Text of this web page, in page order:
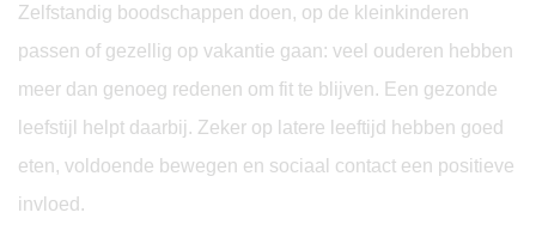
Zelfstandig boodschappen doen, op de kleinkinderen
passen of gezellig op vakantie gaan: veel ouderen hebben
meer dan genoeg redenen om fit te blijven. Een gezonde
leefstijl helpt daarbij. Zeker op latere leeftijd hebben goed
eten, voldoende bewegen en sociaal contact een positieve
invloed.